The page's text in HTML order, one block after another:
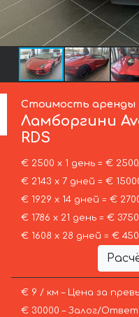
Стоимость аренды
Ламборгини
RDS
€ 2500 х 1 день = €
€ 2143 х 7 дней = €
€ 1929 х 14 дней = €
€ 1786 х 21 день = €
€ 1608 х 28 дней = €
€ 9 / км – Цена за
€ 30000 – Залог/